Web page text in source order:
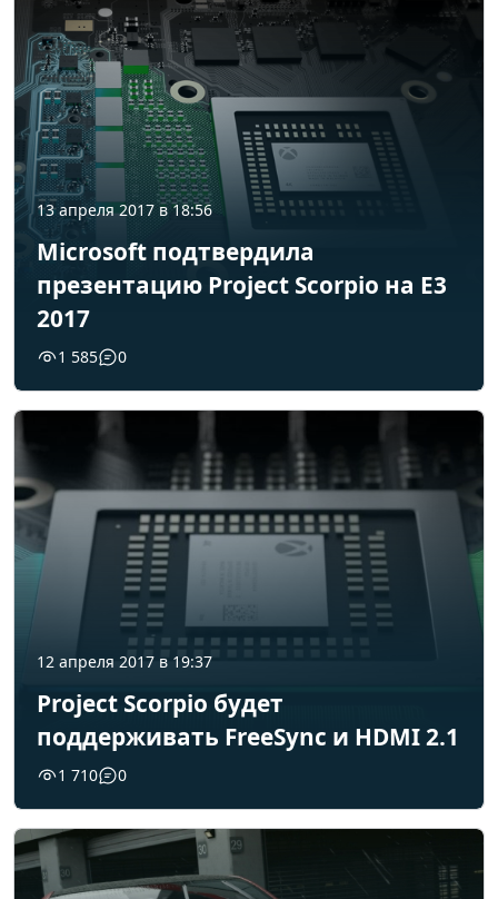
13 апреля 2017 в 18:56
Microsoft подтвердила
презентацию Project Scorpio на E3
2017
1 585 0
12 апреля 2017 в 19:37
Project Scorpio будет
поддерживать FreeSync и HDMI 2.1
1 710 0